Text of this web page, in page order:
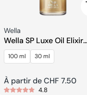
Fournisseur:
Wella
Wella SP Luxe Oil Elixir
Réparateur
100 ml 30 ml
Prix
À partir de CHF 7.50
4.8